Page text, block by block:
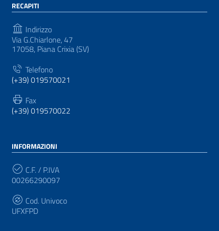
RECAPITI
Indirizzo
Via G.Chiarlone, 47
17058, Piana Crixia (SV)
Telefono
(+39) 019570021
Fax
(+39) 019570022
INFORMAZIONI
C.F. / P.IVA
00266290097
Cod. Univoco
UFXFPD